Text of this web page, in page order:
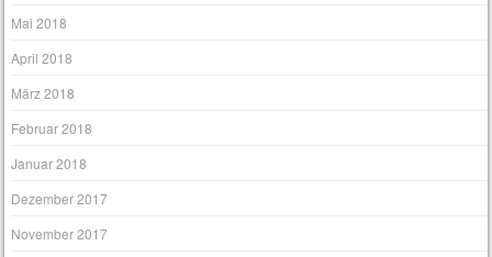
Mai 2018
April 2018
März 2018
Februar 2018
Januar 2018
Dezember 2017
November 2017